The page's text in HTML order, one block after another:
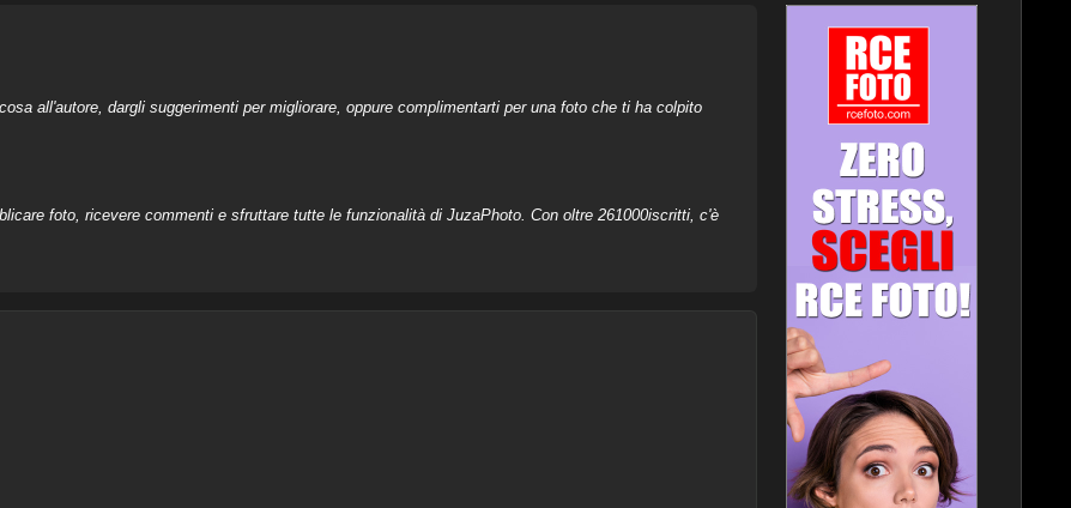
all'autore, dargli suggerimenti per migliorare, oppure complimentarti per una foto che ti ha colpito
foto, ricevere commenti e sfruttare tutte le funzionalità di JuzaPhoto. Con oltre 261000iscritti, c'è